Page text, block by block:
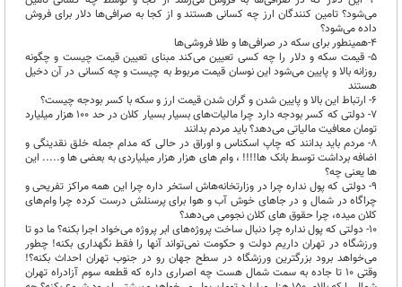
می‌شود؟ تامین کنندگان ارز چه کسانی هستند و از کجا به صرافی‌ها دلار برای فروش
داده می‌شود؟
4-همینطور برای سکه در صرافی‌ها و طلا فروشی‌ها
5- قیمت سکه و دلار را چه کسی تعیین می‌کند مبنای تعیین قیمت چیست و چگونه
روزانه بالا و پایین می‌شود این نوسان قیمت مربوط به چیست و چه کسانی در آن دخیل
هستند
6- ارتباط این بالا و پایین شدن و گران شدن قیمت ارز و سکه با کسر بودجه چیست؟
7- دولتی که کسر بودجه دارد چرا مالیات‌های بسیار بسیار کلان در حد ۱۰۰ هزار میلیارد
تومان معافیت مالیاتی می‌دهد؟ باید مردم بدانند
8- مردم باید بدانند که چاپ اسکناس و اوراق در حالی که مدام جمله خلق نقدینگی و
اضافه برداشت توسط بانک ها!!!! ، وام های هزار هزار میلیاردی به بعضی ها و..... این
ها یعنی چه؟
9- دولتی که پول نداره چرا در وزارتخانه‌هاش استخر داره چرا این همه مراکز تفریحی و
چراگاه در شمال و در جاهای خوش آب و هوا برای پرسنلش درست کرده چرا وام‌های
کلان میده، چرا حقوق های کلان نجومی می‌دهد؟
10- دولتی که پول نداره چرا دنبال ساخت پروژه‌های ابر پروژه می‌خواد اجرا بکنه؟ ما دو تا
ورزشگاه در تهران داریم دولت و حکومت نمی‌تواند آنها را فقط نگهداری بکنه! چطور
می‌خواهد برود بزرگترین ورزشگاه در سطح جهان رو در جنوب تهران احداث بکنه؟!
وقتی ۱۰ تا جاده به سمت شمال هست چه اصراری داره که قطعه سوم آزادراه تهران